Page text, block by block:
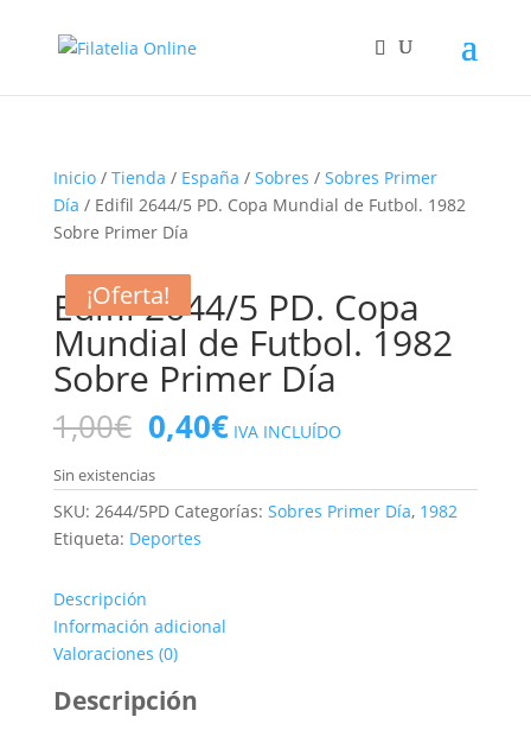
Inicio/ Tienda / España / Sobres / Sobres Primer
Día / Edifil 2644/5 PD. Copa Mundial de Futbol. 1982
Sobre Primer Día
¡Oferta!
Edifil 2644/5 PD. Copa
Mundial de Futbol. 1982
Sobre Primer Día
1,00€ El
precio
original
era:
1,00€.
0,40€El
precio
actual
es:
IVA INCLUÍDO
Sin existencias
SKU: 2644/5PD Categorías: Sobres Primer Día, 1982
Etiqueta: Deportes
Descripción
Información adicional
Valoraciones (0)
Descripción
¡Oferta!
¡Oferta!
¡Oferta!